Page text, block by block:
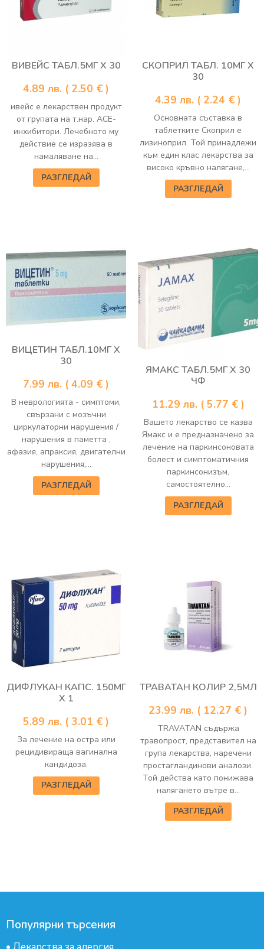
ВИВЕЙС ТАБЛ.5МГ Х 30
4.89 лв. ( 2.50 € )
ивейс е лекарствен продукт
от групата на т.нар. АСЕ-
инхибитори. Лечебното му
действие се изразява в
намаляване на...
РАЗГЛЕДАЙ
СКОПРИЛ ТАБЛ. 10МГ Х
30
4.39 лв. ( 2.24 € )
Основната съставка в
таблетките Скоприл е
лизиноприл. Той принадлежи
към един клас лекарства за
високо кръвно налягане,...
РАЗГЛЕДАЙ
ВИЦЕТИН ТАБЛ.10МГ Х
30
7.99 лв. ( 4.09 € )
В неврологията - симптоми,
свързани с мозъчни
циркулаторни нарушения /
нарушения в паметта ,
афазия, апраксия, двигателни
нарушения,...
РАЗГЛЕДАЙ
ЯМАКС ТАБЛ.5МГ Х 30
ЧФ
11.29 лв. ( 5.77 € )
Вашето лекарство се казва
Ямакс и е предназначено за
лечение на паркинсоновата
болест и симптоматичния
паркинсонизъм,
самостоятелно...
РАЗГЛЕДАЙ
ДИФЛУКАН КАПС. 150МГ
Х 1
5.89 лв. ( 3.01 € )
За лечение на остра или
рецидивираща вагинална
кандидоза.
РАЗГЛЕДАЙ
ТРАВАТАН КОЛИР 2,5МЛ
23.99 лв. ( 12.27 € )
TRAVATAN съдържа
травопрост, представител на
група лекарства, наречени
простагландинови аналози.
Той действа като понижава
налягането вътре в...
РАЗГЛЕДАЙ
Популярни търсения